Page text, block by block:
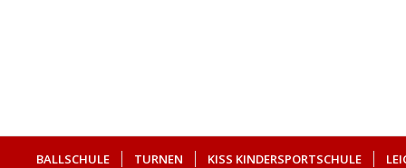
BALLSCHULE TURNEN KISS KINDERSPORTSCHULE